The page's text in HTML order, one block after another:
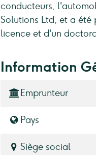
conducteurs,
Solutions Ltd, et a été
licence et d'un
Information
Emprunteur
Pays
Siège social